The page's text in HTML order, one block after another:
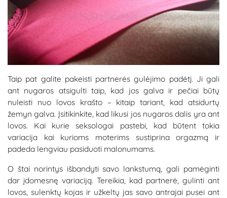
Taip pat galite pakeisti partnerės gulėjimo padėtį. Ji gali
ant nugaros atsigulti taip, kad jos galva ir pečiai būtų
nuleisti nuo lovos krašto – kitaip tariant, kad atsidurtų
žemyn galva. Įsitikinkite, kad likusi jos nugaros dalis yra ant
lovos. Kai kurie seksologai pastebi, kad būtent tokia
variacija kai kurioms moterims sustiprina orgazmą ir
padeda lengviau pasiduoti malonumams.
O štai norintys išbandyti savo lankstumą, gali pamėginti
dar įdomesnę variaciją. Tereikia, kad partnerė, gulinti ant
lovos, sulenktų kojas ir užkeltų jas savo antrajai pusei ant